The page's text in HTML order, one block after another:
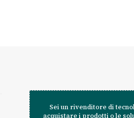
Sei un rivenditore di
acquistare i prodotti o le